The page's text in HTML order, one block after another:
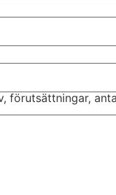
förutsättningar,